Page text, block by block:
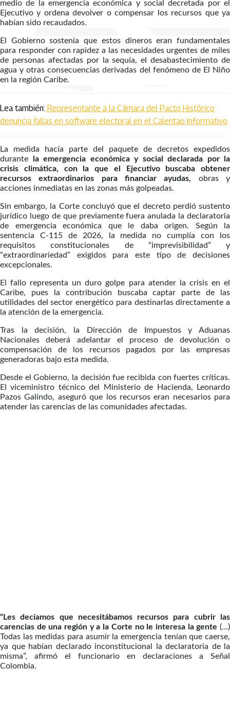
medio de la emergencia económica y social decretada por el
Ejecutivo y ordena devolver o compensar los recursos que ya
habían sido recaudados.
El Gobierno sostenía que estos dineros eran fundamentales
para responder con rapidez a las necesidades urgentes de miles
de personas afectadas por la sequía, el desabastecimiento de
agua y otras consecuencias derivadas del fenómeno de El Niño
en la región Caribe.
Lea también: Representante a la Cámara del Pacto Histórico
denuncia fallas en software electoral en el Calentao Informativo
La medida hacía parte del paquete de decretos expedidos
durante
la emergencia económica y social declarada por la
crisis climática, con la que el Ejecutivo buscaba obtener
recursos extraordinarios para financiar ayudas, obras y
acciones inmediatas en las zonas más golpeadas.
Sin embargo, la Corte concluyó que el decreto perdió sustento
jurídico luego de que previamente fuera anulada la declaratoria
de emergencia económica que le daba origen. Según la
sentencia C-115 de 2026, la medida no cumplía con los
requisitos constitucionales de “imprevisibilidad” y
“extraordinariedad” exigidos para este tipo de decisiones
excepcionales.
El fallo representa un duro golpe para atender la crisis en el
Caribe, pues la contribución buscaba captar parte de las
utilidades del sector energético para destinarlas directamente a
la atención de la emergencia.
Tras la decisión, la Dirección de Impuestos y Aduanas
Nacionales deberá adelantar el proceso de devolución o
compensación de los recursos pagados por las empresas
generadoras bajo esta medida.
Desde el Gobierno, la decisión fue recibida con fuertes críticas.
El viceministro técnico del Ministerio de Hacienda, Leonardo
Pazos Galindo, aseguró que los recursos eran necesarios para
atender las carencias de las comunidades afectadas.
“Les decíamos que necesitábamos recursos para cubrir las
carencias de una región y a la Corte no le interesa la gente (…)
Todas las medidas para asumir la emergencia tenían que caerse,
ya que habían declarado inconstitucional la declaratoria de la
misma”, afirmó el funcionario en declaraciones a Señal
Colombia.